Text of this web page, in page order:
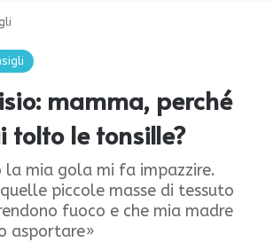
mamma, perché
tolto le tonsille?
la mia gola mi fa impazzire.
piccole masse di tessuto
fuoco e che mia madre
asportare»